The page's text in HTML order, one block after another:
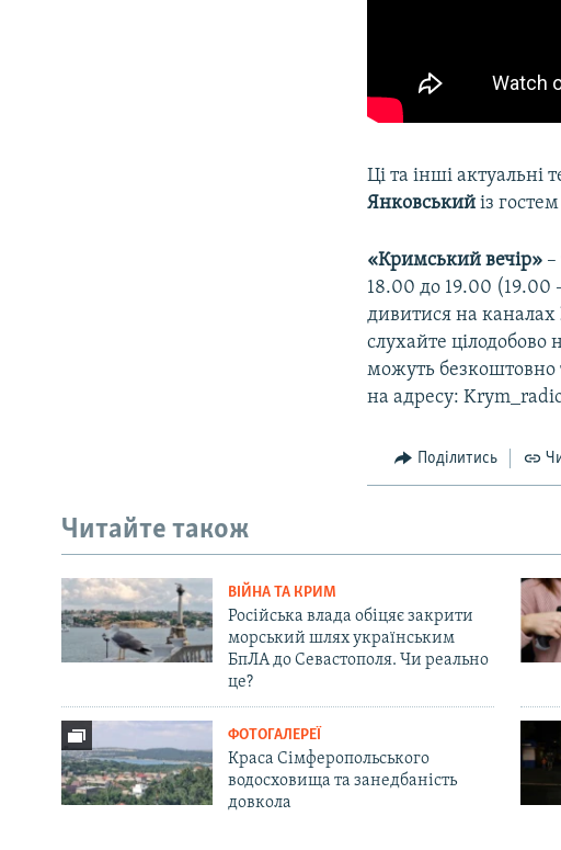
Ці та інші актуальні
Янковський із
«Кримський вечір»
18.00 до 19.00
дивитися на каналах
слухайте
можуть безкоштовно
на адресу:
Поділитись
Читайте також
ВІЙНА ТА КРИМ
Російська влада обіцяє закрити
морський шлях українським
БпЛА до Севастополя. Чи реально
це?
ФОТОГАЛЕРЕЇ
Краса Сімферопольського
водосховища та занедбаність
довкола